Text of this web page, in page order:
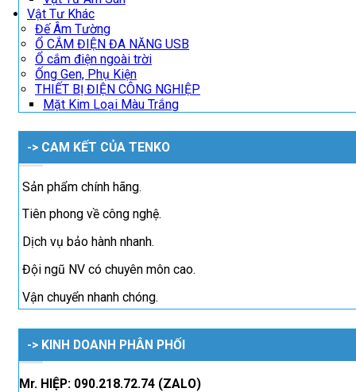
Vật Tư Khác
Đế Âm Tường
Ổ CẮM ĐIỆN ĐA NĂNG USB
Ổ cắm điện ngoài trời
Ống Gen, Phụ Kiện
THIẾT BỊ ĐIỆN CÔNG NGHIỆP
Mặt Kim Loại Màu Trắng
-> CAM KẾT CỦA TENKO
Sản phẩm chính hãng.
Tiên phong về công nghệ.
Dịch vụ bảo hành nhanh.
Đội ngũ NV có chuyên môn cao.
Vận chuyển nhanh chóng.
-> KINH DOANH PHÂN PHỐI
Mr. HIỆP: 090.218.72.74 (ZALO)